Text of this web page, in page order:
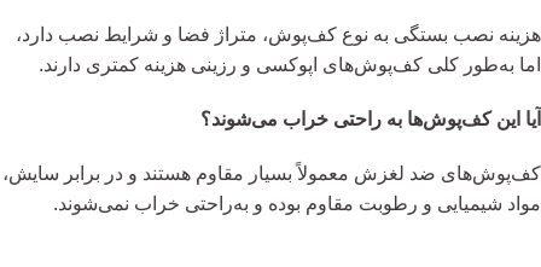
هزینه نصب بستگی به نوع کف‌پوش، متراژ فضا و شرایط نصب دارد،
اما به‌طور کلی کف‌پوش‌های اپوکسی و رزینی هزینه کمتری دارند.
آیا این کف‌پوش‌ها به راحتی خراب می‌شوند؟
کف‌پوش‌های ضد لغزش معمولاً بسیار مقاوم هستند و در برابر سایش،
مواد شیمیایی و رطوبت مقاوم بوده و به‌راحتی خراب نمی‌شوند.